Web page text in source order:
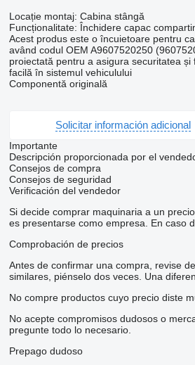
Locație montaj: Cabina stângă
Funcționalitate: Închidere capac
Acest produs este o încuietoare pentru
având codul OEM A9607520250
proiectată pentru a asigura securitatea
facilă în sistemul vehiculului
Componentă originală
Solicitar información adicional
Importante
Descripción proporcionada por el
Consejos de compra
Consejos de seguridad
Verificación del vendedor
Si decide comprar maquinaria a un
es presentarse como empresa. En caso
Comprobación de precios
Antes de confirmar una compra, revise
similares, piénselo dos veces. Una
No compre productos cuyo precio diste
No acepte compromisos dudosos o
pregunte todo lo necesario.
Prepago dudoso